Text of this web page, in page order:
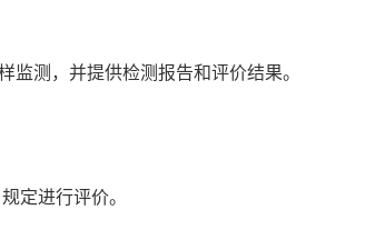
测，并提供检测报告和评价结果。
定进行评价。